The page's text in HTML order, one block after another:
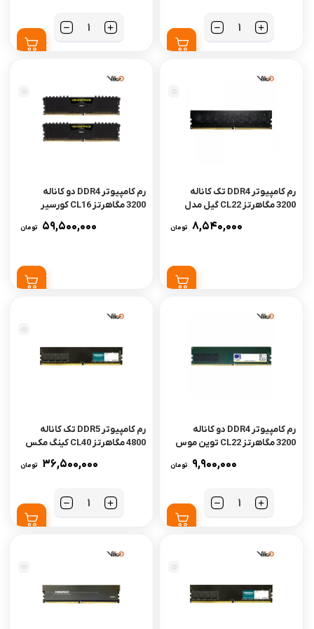
تعداد تعداد
رم کامپیوتر DDR4 تک کاناله
3200 مگاهرتز CL22 گیل مدل
8,540,000 تومان
رم کامپیوتر DDR4 دو کاناله
3200 مگاهرتز CL16 کورسیر
مدل VENGEANCE LPX ظرفیت
59,500,000 تومان
رم کامپیوتر DDR4 دو کاناله
3200 مگاهرتز CL22 توین موس
9,900,000 تومان
تعداد
رم کامپیوتر DDR5 تک کاناله
4800 مگاهرتز CL40 کینگ مکس
36,500,000 تومان
تعداد